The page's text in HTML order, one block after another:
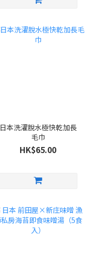
日本洗濯脫水極快乾加長
毛巾
HK$65.00